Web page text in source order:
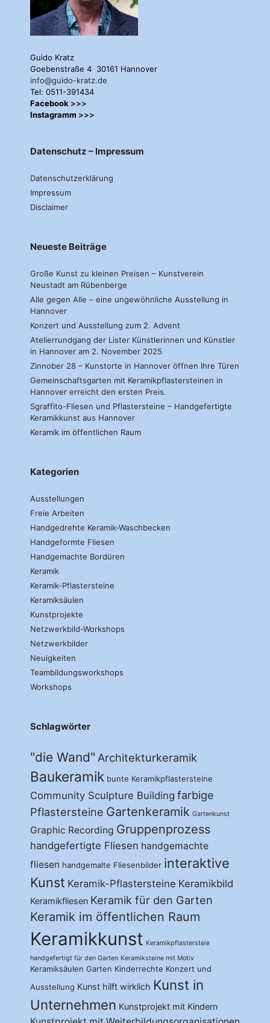
Guido Kratz
Goebenstraße 4 30161 Hannover
info@guido-kratz.de
Tel: 0511-391434
Facebook >>>
Instagramm >>>
Datenschutz – Impressum
Datenschutzerklärung
Impressum
Disclaimer
Neueste Beiträge
Große Kunst zu kleinen Preisen – Kunstverein
Neustadt am Rübenberge
Alle gegen Alle – eine ungewöhnliche Ausstellung in
Hannover
Konzert und Ausstellung zum 2. Advent
Atelierrundgang der Lister Künstlerinnen und Künstler
in Hannover am 2. November 2025
Zinnober 28 – Kunstorte in Hannover öffnen Ihre Türen
Gemeinschaftsgarten mit Keramikpflastersteinen in
Hannover erreicht den ersten Preis.
Sgraffito-Fliesen und Pflastersteine – Handgefertigte
Keramikkunst aus Hannover
Keramik im öffentlichen Raum
Kategorien
Ausstellungen
Freie Arbeiten
Handgedrehte Keramik-Waschbecken
Handgeformte Fliesen
Handgemachte Bordüren
Keramik
Keramik-Pflastersteine
Keramiksäulen
Kunstprojekte
Netzwerkbild-Workshops
Netzwerkbilder
Neuigkeiten
Teambildungsworkshops
Workshops
Schlagwörter
"die Wand" Architekturkeramik
Baukeramik bunte Keramikpflastersteine
Community Sculpture Building farbige
Pflastersteine Gartenkeramik Gartenkunst
Graphic Recording Gruppenprozess
handgefertigte Fliesen handgemachte
fliesen handgemalte Fliesenbilder interaktive
Kunst Keramik-Pflastersteine Keramikbild
Keramikfliesen Keramik für den Garten
Keramik im öffentlichen Raum
Keramikkunst Keramikpflastersteie
handgefertigt für den Garten Keramiksteine mit Motiv
Keramiksäulen Garten Kinderrechte Konzert und
Ausstellung Kunst hilft wirklich Kunst in
Unternehmen Kunstprojekt mit Kindern